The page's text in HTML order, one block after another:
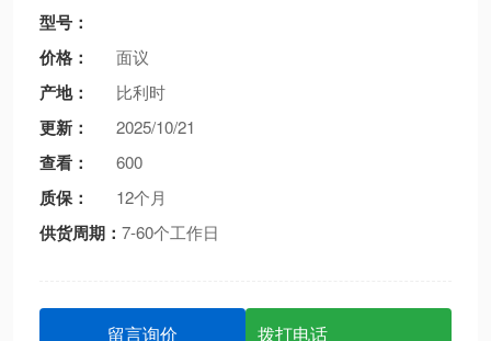
型号：
价格：
面议
产地： 比利时
更新： 2025/10/21
查看： 600
质保： 12个月
供货周期： 7-60个工作日
留言询价 拨打电话